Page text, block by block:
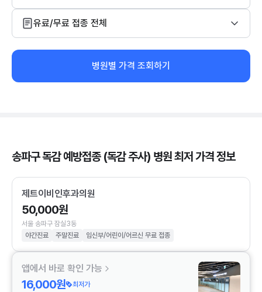
유료/무료 접종 전체
병원별 가격 조회하기
송파구 독감 예방접종 (독감 주사) 병원 최저 가격 정보
제트이비인후과의원
50,000원
서울 송파구 잠실3동
야간진료
주말진료 임신부/어린이/어르신 무료 접종
앱에서 바로 확인 가능
16,000원
최저가